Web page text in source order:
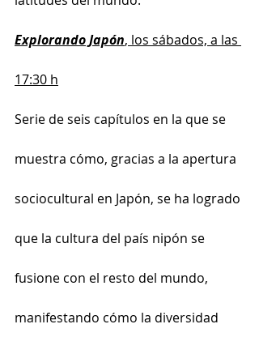
Explorando Japón, los sábados, a las
17:30 h
Serie de seis capítulos en la que se
muestra cómo, gracias a la apertura
sociocultural en Japón, se ha logrado
que la cultura del país nipón se
fusione con el resto del mundo,
manifestando cómo la diversidad